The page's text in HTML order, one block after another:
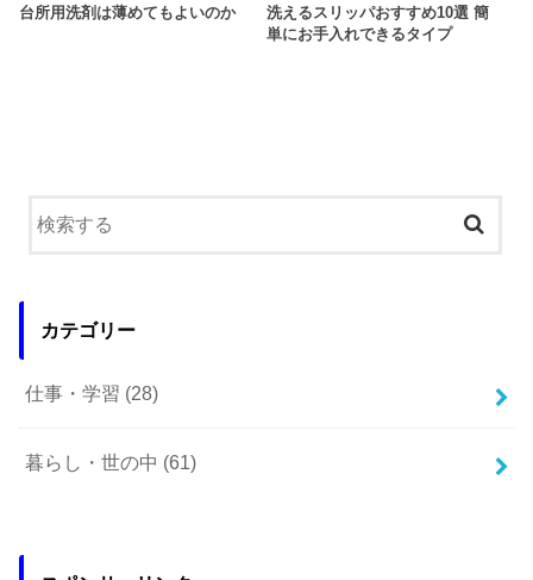
台所用洗剤は薄めてもよいのか
洗えるスリッパおすすめ10選 簡
単にお手入れできるタイプ
カテゴリー
仕事・学習 (28)
暮らし・世の中 (61)